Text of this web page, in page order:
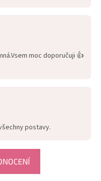
kousky zakladni ale i
ochotne poradi,
niceho nenuti, ale
z obchudku uz
rada nosim a dobre
moc doporučuji 👍
postavy.